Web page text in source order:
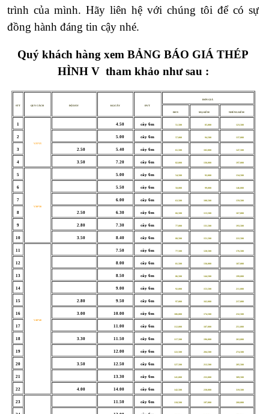
trình của mình. Hãy liên hệ với chúng tôi để có sự
đồng hành đáng tin cậy nhé.
Quý khách hàng xemBẢNG BÁO GIÁ THÉP
HÌNH V tham khảo như sau :
STT QUY CÁCH ĐỘ DÀY KG/CÂY ĐVT
ĐƠN GIÁ
ĐEN MẠ KẼM NHÚNG KẼM
1
V25*25
4.50 cây 6m 51,500 85,000 123,500
2 5.00 cây 6m 57,000 94,500 137,000
3 2.50 5.40 cây 6m 61,500 102,000 147,500
4 3.50 7.20 cây 6m 82,000 136,000 197,000
5
V30*30
5.00 cây 6m 54,500 92,000 134,500
6 5.50 cây 6m 58,000 99,000 146,000
7 6.00 cây 6m 63,500 108,500 159,500
8 2.50 6.30 cây 6m 66,500 113,500 167,000
9 2.80 7.30 cây 6m 77,000 131,500 193,500
10 3.50 8.40 cây 6m 88,500 151,500 222,500
11
V40*40
7.50 cây 6m 77,500 128,500 176,500
12 8.00 cây 6m 81,500 136,000 187,000
13 8.50 cây 6m 86,500 144,500 199,000
14 9.00 cây 6m 92,000 153,500 211,000
15 2.80 9.50 cây 6m 97,000 162,000 217,000
16 3.00 10.00 cây 6m 106,000 174,500 232,500
17 11.00 cây 6m 112,000 187,000 251,000
18 3.30 11.50 cây 6m 117,500 196,000 263,000
19 12.00 cây 6m 122,500 204,500 274,500
20 3.50 12.50 cây 6m 127,500 212,500 285,500
21 13.30 cây 6m 141,000 232,000 309,500
22 4.00 14.00 cây 6m 142,500 238,000 319,500
23 11.50 cây 6m 118,500 197,000 260,000